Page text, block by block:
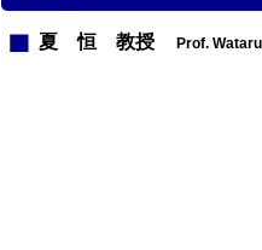
夏 恒 教授 Prof.